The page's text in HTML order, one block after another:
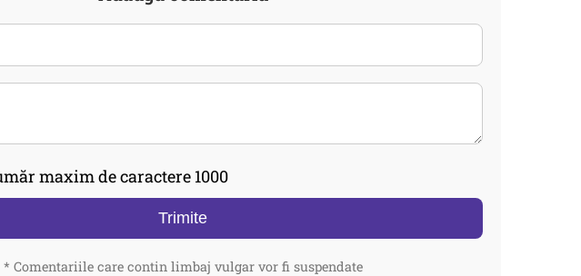
maxim de caractere 1000
Trimite
* Comentariile care contin limbaj vulgar vor fi suspendate